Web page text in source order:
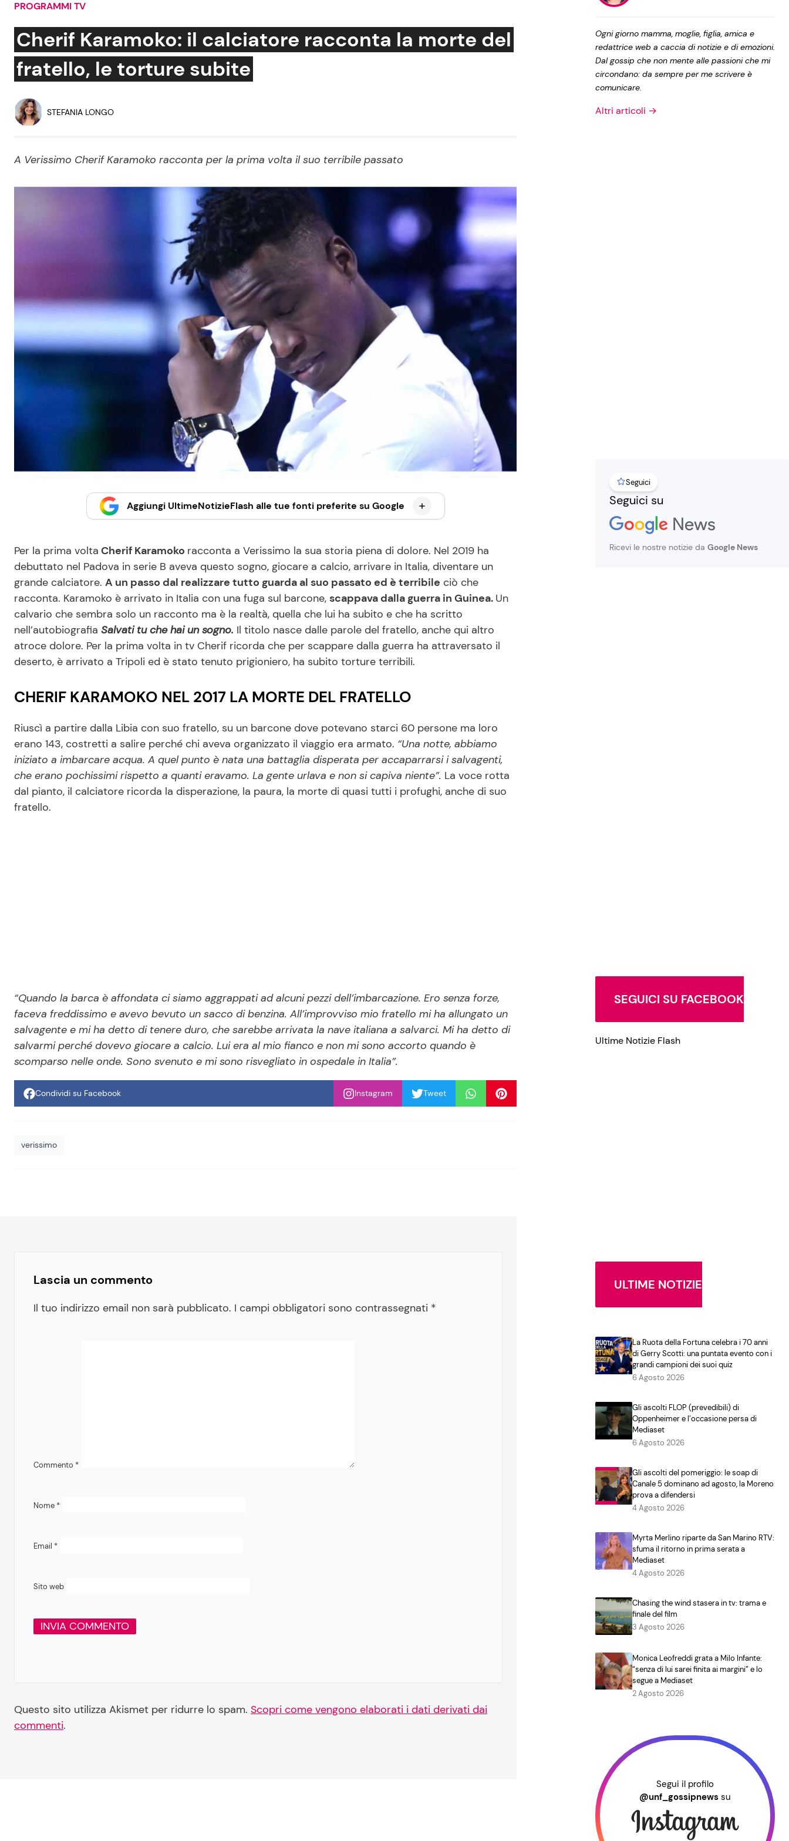
Social News
News dal mondo
Benessere
Mondo Mamma
Salute
Viaggi e Turismo
Festività
Ricette Feste
Ricette per Bambini
Privacy Policy
PROGRAMMI TV
Cherif Karamoko: il calciatore racconta la morte del
fratello, le torture subite
STEFANIA LONGO
A Verissimo Cherif Karamoko racconta per la prima volta il suo terribile passato
Aggiungi UltimeNotizieFlash alle tue fonti preferite su Google
Per la prima volta Cherif Karamoko racconta a Verissimo la sua storia piena di dolore. Nel 2019 ha
debuttato nel Padova in serie B aveva questo sogno, giocare a calcio, arrivare in Italia, diventare un
grande calciatore. A un passo dal realizzare tutto guarda al suo passato ed è terribile ciò che
racconta. Karamoko è arrivato in Italia con una fuga sul barcone, scappava dalla guerra in Guinea. Un
calvario che sembra solo un racconto ma è la realtà, quella che lui ha subito e che ha scritto
nell’autobiografia Salvati tu che hai un sogno. Il titolo nasce dalle parole del fratello, anche qui altro
atroce dolore. Per la prima volta in tv Cherif ricorda che per scappare dalla guerra ha attraversato il
deserto, è arrivato a Tripoli ed è stato tenuto prigioniero, ha subito torture terribili.
CHERIF KARAMOKO NEL 2017 LA MORTE DEL FRATELLO
Riuscì a partire dalla Libia con suo fratello, su un barcone dove potevano starci 60 persone ma loro
erano 143, costretti a salire perché chi aveva organizzato il viaggio era armato. “Una notte, abbiamo
iniziato a imbarcare acqua. A quel punto è nata una battaglia disperata per accaparrarsi i salvagenti,
che erano pochissimi rispetto a quanti eravamo. La gente urlava e non si capiva niente”. La voce rotta
dal pianto, il calciatore ricorda la disperazione, la paura, la morte di quasi tutti i profughi, anche di suo
fratello.
“Quando la barca è affondata ci siamo aggrappati ad alcuni pezzi dell’imbarcazione. Ero senza forze,
faceva freddissimo e avevo bevuto un sacco di benzina. All’improvviso mio fratello mi ha allungato un
salvagente e mi ha detto di tenere duro, che sarebbe arrivata la nave italiana a salvarci. Mi ha detto di
salvarmi perché dovevo giocare a calcio. Lui era al mio fianco e non mi sono accorto quando è
scomparso nelle onde. Sono svenuto e mi sono risvegliato in ospedale in Italia”.
Condividi su Facebook Instagram Tweet
verissimo
Lascia un commento
Il tuo indirizzo email non sarà pubblicato. I campi obbligatori sono contrassegnati *
Commento *
Nome *
Email *
Sito web
Questo sito utilizza Akismet per ridurre lo spam. Scopri come vengono elaborati i dati derivati dai
commenti.
Ogni giorno mamma, moglie, figlia, amica e
redattrice web a caccia di notizie e di emozioni.
Dal gossip che non mente alle passioni che mi
circondano: da sempre per me scrivere è
comunicare.
Altri articoli →
Seguici
Seguici su
Ricevi le nostre notizie da Google News
SEGUICI SU FACEBOOK
Ultime Notizie Flash
ULTIME NOTIZIE
La Ruota della Fortuna celebra i 70 anni
di Gerry Scotti: una puntata evento con i
grandi campioni dei suoi quiz
6 Agosto 2026
Gli ascolti FLOP (prevedibili) di
Oppenheimer e l’occasione persa di
Mediaset
6 Agosto 2026
Gli ascolti del pomeriggio: le soap di
Canale 5 dominano ad agosto, la Moreno
prova a difendersi
4 Agosto 2026
Myrta Merlino riparte da San Marino RTV:
sfuma il ritorno in prima serata a
Mediaset
4 Agosto 2026
Chasing the wind stasera in tv: trama e
finale del film
3 Agosto 2026
Monica Leofreddi grata a Milo Infante:
“senza di lui sarei finita ai margini” e lo
segue a Mediaset
2 Agosto 2026
Segui il profilo
@unf_gossipnews su